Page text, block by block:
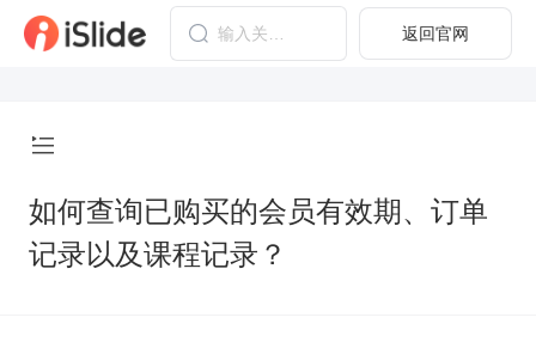
返回官网
如何查询已购买的会员有效期、订单
记录以及课程记录？